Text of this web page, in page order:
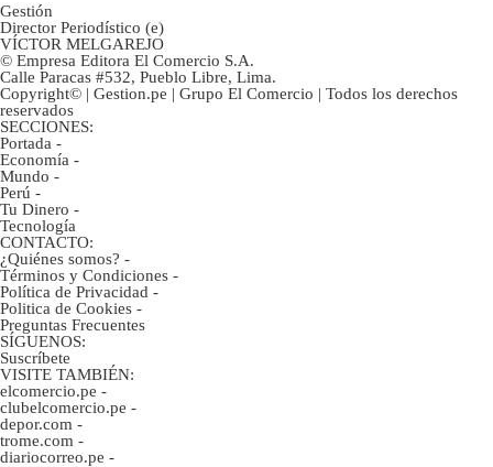
Gestión
Director Periodístico (e)
VÍCTOR MELGAREJO
© Empresa Editora El Comercio S.A.
Calle Paracas #532, Pueblo Libre, Lima.
Copyright© | Gestion.pe | Grupo El Comercio | Todos los derechos
reservados
SECCIONES:
Portada -
Economía -
Mundo -
Perú -
Tu Dinero -
Tecnología
CONTACTO:
¿Quiénes somos? -
Términos y Condiciones -
Política de Privacidad -
Politica de Cookies -
Preguntas Frecuentes
SÍGUENOS:
Suscríbete
VISITE TAMBIÉN:
elcomercio.pe -
clubelcomercio.pe -
depor.com -
trome.com -
diariocorreo.pe -